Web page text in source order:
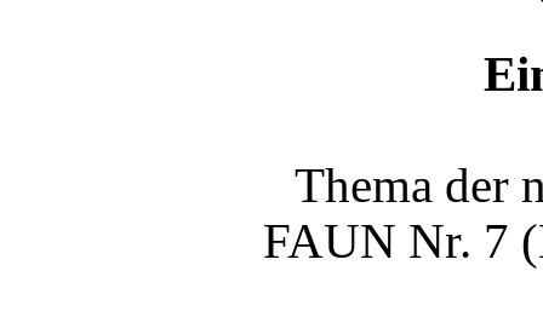
Thema der
FAUN Nr. 7